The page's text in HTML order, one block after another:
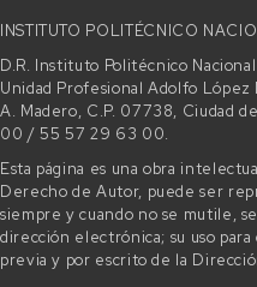
INSTITUTO POLITÉCNICO
D.R. Instituto Politécnico
Unidad Profesional Adolfo López
A. Madero, C.P. 07738, Ciudad
00 / 55 57 29 63 00.
Esta página es una obra
Derecho de Autor, puede ser
siempre y cuando no se mutile,
dirección electrónica; su uso
previa y por escrito de la